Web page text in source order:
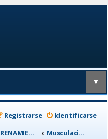
▼
Identificarse
Registrarse
ENTRENAMIENTO, medicina deportiva y nutrición Musculación, Estiramientos, Electroestimulación ..